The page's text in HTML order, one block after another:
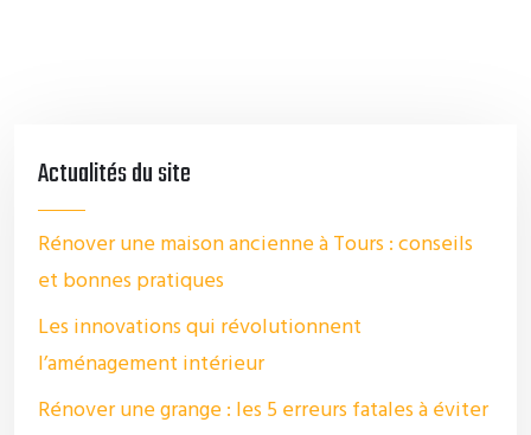
Actualités du site
Rénover une maison ancienne à Tours : conseils
et bonnes pratiques
Les innovations qui révolutionnent
l’aménagement intérieur
Rénover une grange : les 5 erreurs fatales à éviter